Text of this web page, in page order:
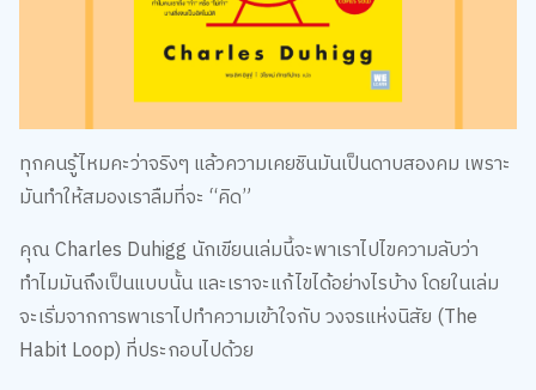
ทุกคนรู้ไหมคะว่าจริงๆ แล้วความเคยชินมันเป็นดาบสองคม เพราะ
มันทำให้สมองเราลืมที่จะ “คิด”
ทำไมมันถึงเป็นแบบนั้น และเราจะแก้ไขได้อย่างไรบ้าง โดยในเล่ม
จะเริ่มจากการพาเราไปทำความเข้าใจกับ วงจรแห่งนิสัย (The
Habit Loop) ที่ประกอบไปด้วย